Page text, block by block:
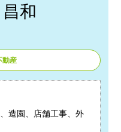
和
動産
造園、店舗工事、外